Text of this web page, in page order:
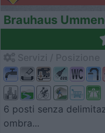
Brauhaus
6 posti senza
ombra...